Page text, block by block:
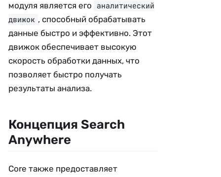
модуля является его
аналитический
движок , способный обрабатывать
данные быстро и эффективно. Этот
движок обеспечивает высокую
скорость обработки данных, что
позволяет быстро получать
результаты анализа.
Концепция Search
Anywhere
Core также предоставляет